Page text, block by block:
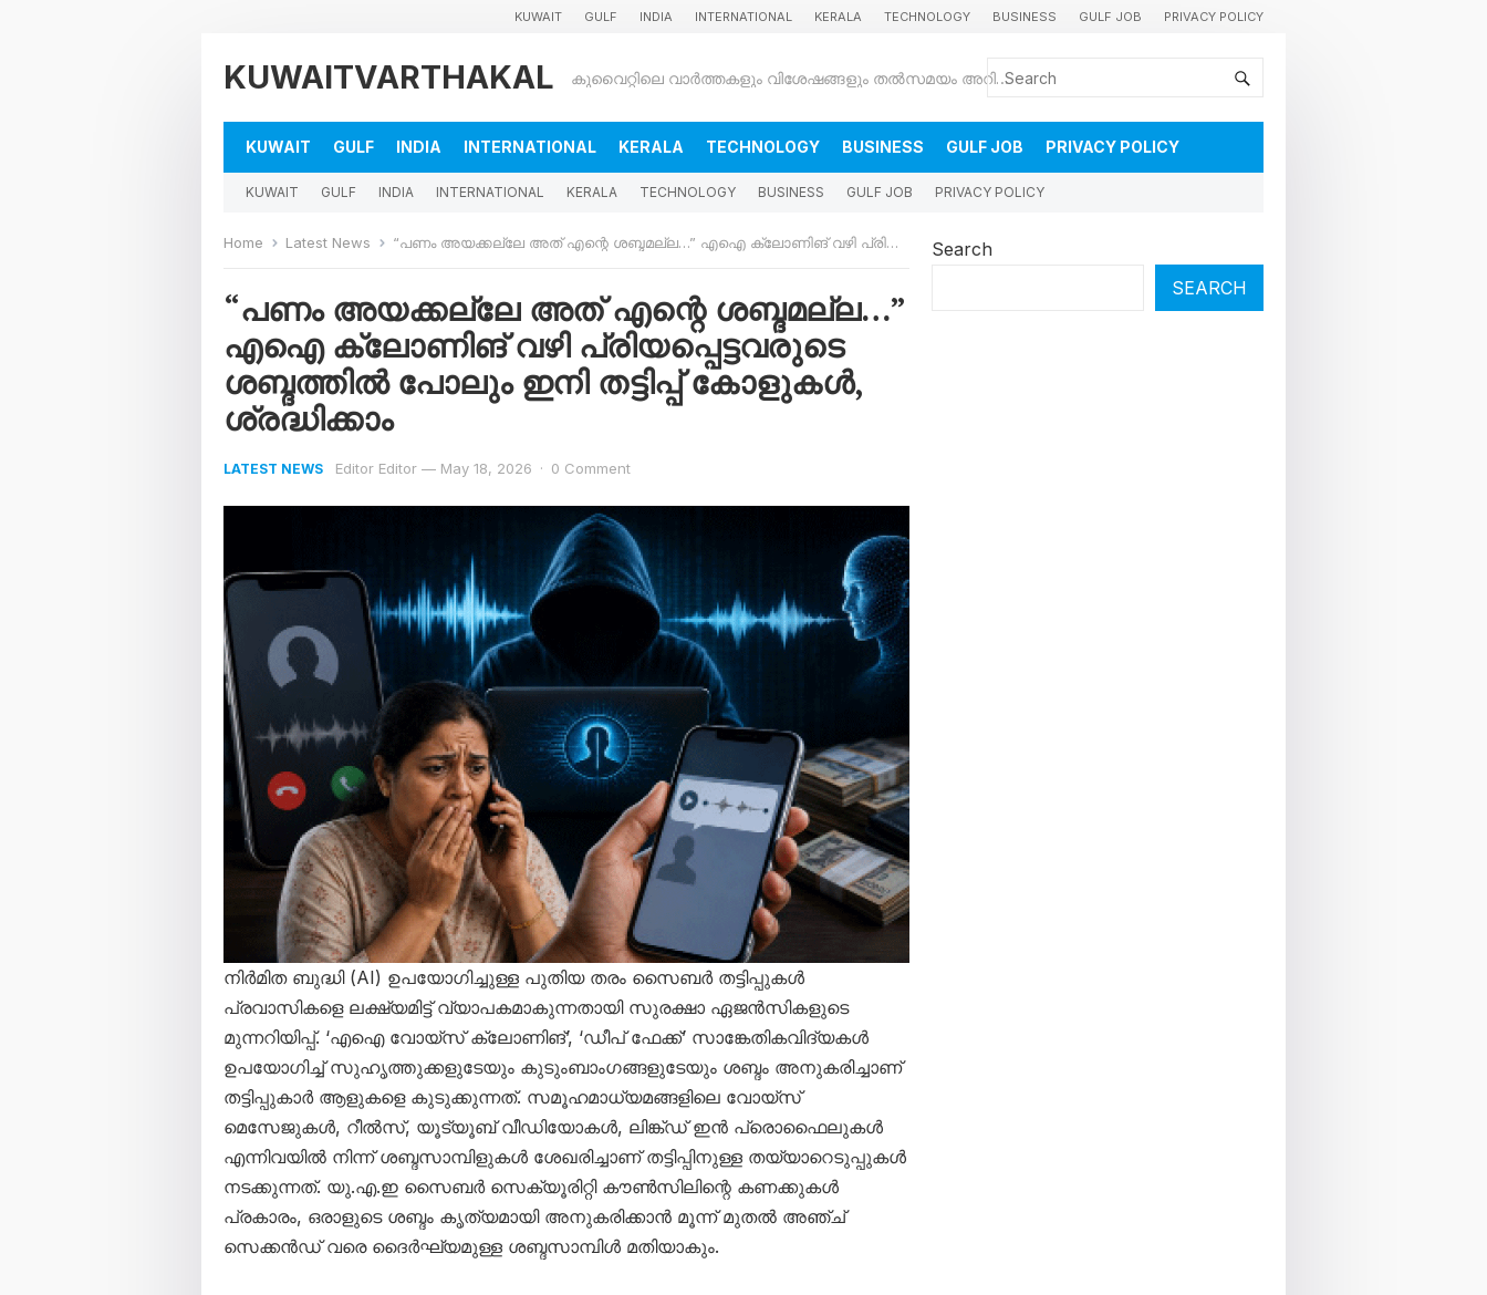
KUWAIT GULF INDIA INTERNATIONAL KERALA TECHNOLOGY BUSINESS GULF JOB PRIVACY POLICY
KUWAITVARTHAKAL കുവൈറ്റിലെ വാർത്തകളും വിശേഷങ്ങളും തൽസമയം അറിയാൻ
KUWAIT GULF INDIA INTERNATIONAL KERALA TECHNOLOGY BUSINESS GULF JOB PRIVACY POLICY
KUWAIT GULF INDIA INTERNATIONAL KERALA TECHNOLOGY BUSINESS GULF JOB PRIVACY POLICY
Home Latest News “പണം അയക്കല്ലേ അത് എന്റെ ശബ്ദമല്ല…” എഐ ക്ലോണിങ് വഴി പ്രിയപ്പെട്ടവരുടെ ശബ്ദത്തിൽ പോലും ഇനി തട്ടിപ്പ് കോളുകൾ, ശ്രദ്ധിക്കാം
“പണം അയക്കല്ലേ അത് എന്റെ ശബ്ദമല്ല…”
എഐ ക്ലോണിങ് വഴി പ്രിയപ്പെട്ടവരുടെ
ശബ്ദത്തിൽ പോലും ഇനി തട്ടിപ്പ് കോളുകൾ,
ശ്രദ്ധിക്കാം
LATEST NEWS Editor Editor — May 18, 2026 · 0 Comment
നിർമിത ബുദ്ധി (AI) ഉപയോഗിച്ചുള്ള പുതിയ തരം സൈബർ തട്ടിപ്പുകൾ
പ്രവാസികളെ ലക്ഷ്യമിട്ട് വ്യാപകമാകുന്നതായി സുരക്ഷാ ഏജൻസികളുടെ
മുന്നറിയിപ്പ്. ‘എഐ വോയ്സ് ക്ലോണിങ്’, ‘ഡീപ് ഫേക്ക്’ സാങ്കേതികവിദ്യകൾ
ഉപയോഗിച്ച് സുഹൃത്തുക്കളുടേയും കുടുംബാംഗങ്ങളുടേയും ശബ്ദം അനുകരിച്ചാണ്
തട്ടിപ്പുകാർ ആളുകളെ കുടുക്കുന്നത്. സമൂഹമാധ്യമങ്ങളിലെ വോയ്സ്
മെസേജുകൾ, റീൽസ്, യൂട്യൂബ് വീഡിയോകൾ, ലിങ്ക്ഡ് ഇൻ പ്രൊഫൈലുകൾ
എന്നിവയിൽ നിന്ന് ശബ്ദസാമ്പിളുകൾ ശേഖരിച്ചാണ് തട്ടിപ്പിനുള്ള തയ്യാറെടുപ്പുകൾ
നടക്കുന്നത്. യു.എ.ഇ സൈബർ സെക്യൂരിറ്റി കൗൺസിലിന്റെ കണക്കുകൾ
പ്രകാരം, ഒരാളുടെ ശബ്ദം കൃത്യമായി അനുകരിക്കാൻ മൂന്ന് മുതൽ അഞ്ച്
സെക്കൻഡ് വരെ ദൈർഘ്യമുള്ള ശബ്ദസാമ്പിൾ മതിയാകും.
Search
SEARCH